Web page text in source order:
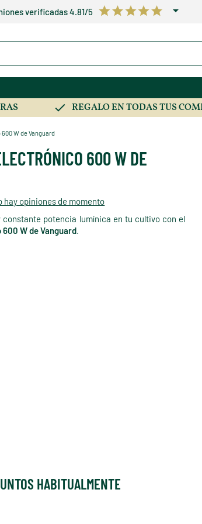
verificadas 4.81/5 arrow_drop_down
REGALO EN TODAS TUS
W de Vanguard
600 W DE
hay opiniones de momento
constante potencia lumínica en tu cultivo con el
W de Vanguard.
HABITUALMENTE